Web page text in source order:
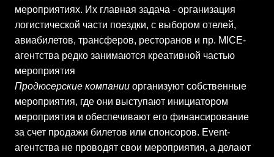
мероприятиях. Их главная задача - организация
логистической части поездки, с выбором отелей,
авиабилетов, трансферов, ресторанов и пр. MICE-
агентства редко занимаются креативной частью
мероприятия
Продюсерские компании организуют собственные
мероприятия, где они выступают инициатором
мероприятия и обеспечивают его финансирование
за счет продажи билетов или спонсоров. Event-
агентства не проводят свои мероприятия, а делают